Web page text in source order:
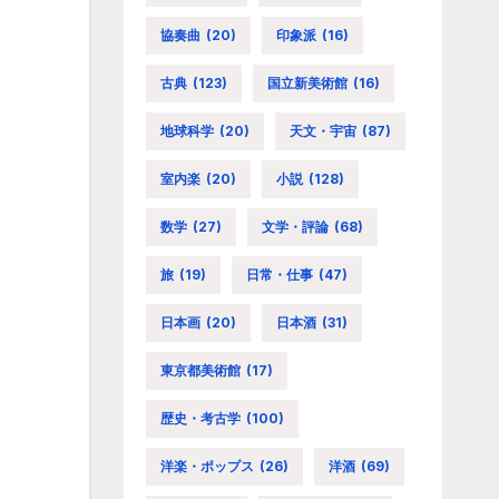
協奏曲 (20) 印象派 (16)
古典 (123) 国立新美術館 (16)
地球科学 (20) 天文・宇宙 (87)
室内楽 (20) 小説 (128)
数学 (27) 文学・評論 (68)
旅 (19) 日常・仕事 (47)
日本画 (20) 日本酒 (31)
東京都美術館 (17)
歴史・考古学 (100)
洋楽・ポップス (26) 洋酒 (69)